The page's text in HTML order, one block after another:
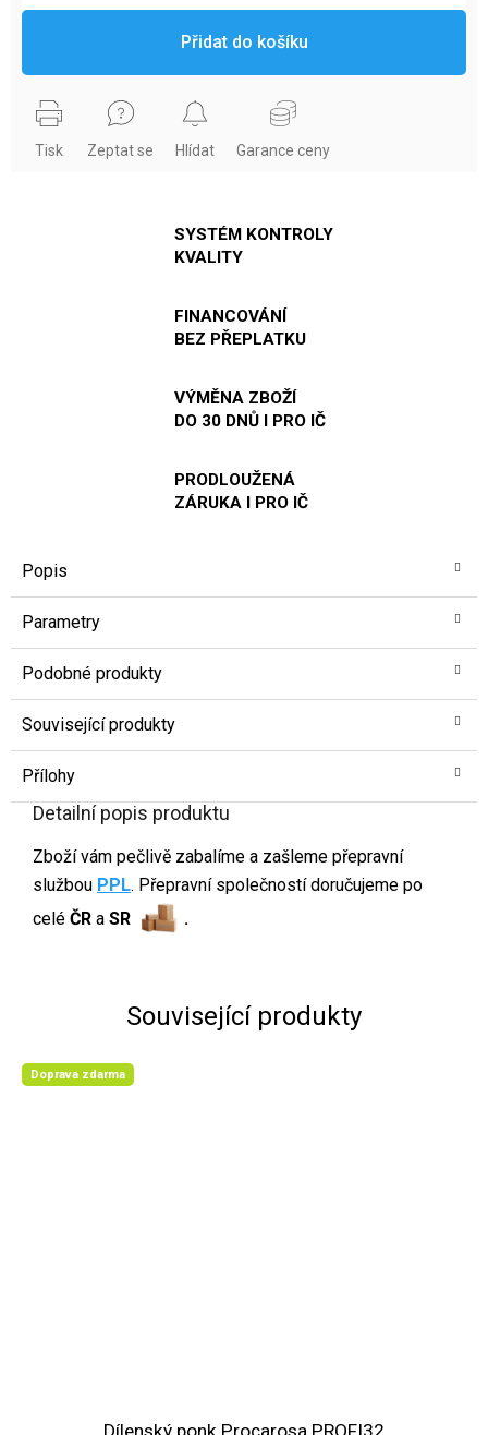
Přidat do košíku
Tisk Zeptat se Hlídat Garance ceny
SYSTÉM KONTROLY
KVALITY
FINANCOVÁNÍ
BEZ PŘEPLATKU
VÝMĚNA ZBOŽÍ
DO 30 DNŮ I PRO IČ
PRODLOUŽENÁ
ZÁRUKA I PRO IČ
Popis
Parametry
Podobné produkty
Související produkty
Přílohy
Detailní popis produktu
Zboží vám pečlivě zabalíme a zašleme přepravní
službou PPL. Přepravní společností doručujeme po
celé ČR a SR .
Související produkty
Doprava zdarma